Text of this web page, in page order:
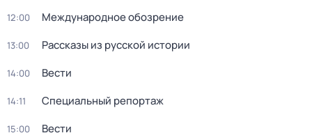
12:00 Международное обозрение
13:00 Рассказы из русской истории
14:00 Вести
14:11 Специальный репортаж
15:00 Вести